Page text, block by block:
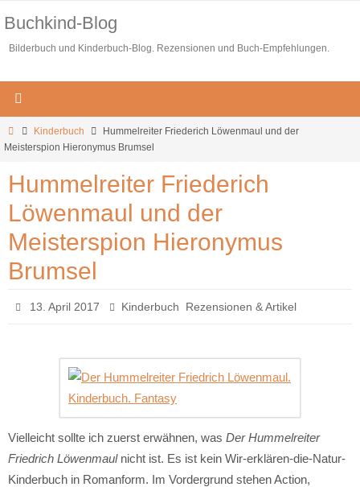
Inhalt
springen
Buchkind-Blog
Bilderbuch und Kinderbuch-Blog. Rezensionen und Buch-Empfehlungen.
StartKinderbuch
Hummelreiter Friederich Löwenmaul und der
Meisterspion Hieronymus Brumsel
Hummelreiter Friederich
Löwenmaul und der
Meisterspion Hieronymus
Brumsel
13. April 2017 Kinderbuch Rezensionen & Artikel
Vielleicht sollte ich zuerst erwähnen, was Der Hummelreiter
Friedrich Löwenmaulnicht ist. Es ist kein Wir-erklären-die-Natur-
Kinderbuch in Romanform. Im Vordergrund stehen Action,